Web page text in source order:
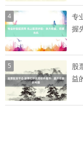
4
专
握
5
股
益